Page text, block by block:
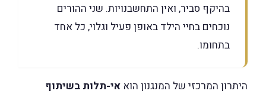
בהיקף סביר, ואין התחשבנויות. שני ההורים
נוכחים בחיי הילד באופן פעיל וגלוי, כל אחד
בתחומו.
היתרון המרכזי של המנגנון הוא אי-תלות בשיתוף